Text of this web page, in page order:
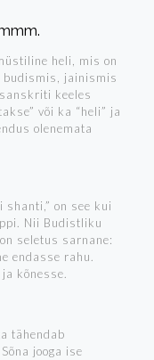
heli, mis on
budismis, jainismis
keeles
või ka “heli” ja
olenemata
on see kui
Nii Budistliku
seletus sarnane:
endasse rahu.
kõnesse.
tähendab
jooga ise